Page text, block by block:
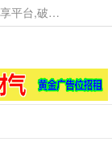
咸鱼资源网【www.xianyuai.cn】全网精品资源分享平台,破解软件,技术源码,火爆项目,工具辅助,这里无所不有。